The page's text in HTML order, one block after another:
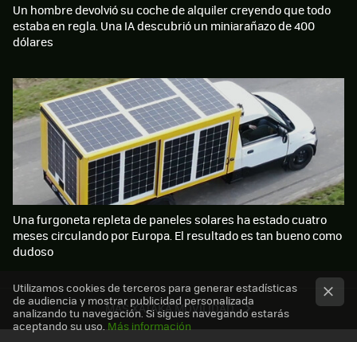
MÁS XATAKA MOVILIDAD
Un hombre devolvió su coche de alquiler creyendo que todo
estaba en regla. Una IA descubrió un miniarañazo de 400
dólares
Una furgoneta repleta de paneles solares ha estado cuatro
meses circulando por Europa. El resultado es tan bueno como
dudoso
Utilizamos cookies de terceros para generar estadísticas
de audiencia y mostrar publicidad personalizada
analizando tu navegación. Si sigues navegando estarás
aceptando su uso.Más información